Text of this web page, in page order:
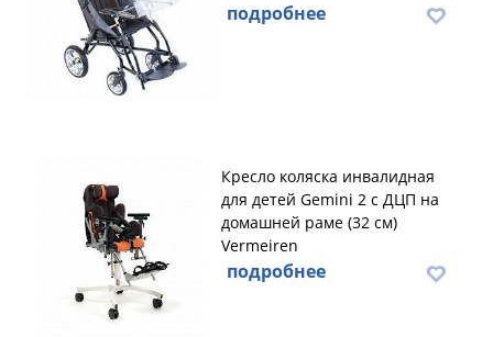
подробнее
Кресло коляска инвалидная
для детей Gemini 2 с ДЦП на
домашней раме (32 см)
Vermeiren
подробнее